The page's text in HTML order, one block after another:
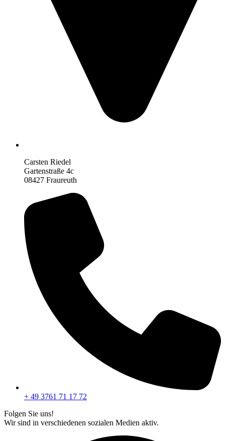
Carsten Riedel
Gartenstraße 4c
08427 Fraureuth
+ 49 3761 71 17 72
Folgen Sie uns!
Wir sind in verschiedenen sozialen Medien aktiv.